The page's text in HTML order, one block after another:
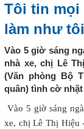
Tôi tin mọi
làm như tôi
Vào 5 giờ sáng
nhà xe, chị Lê
(Văn phòng Bộ
quân) tình cờ
Vào 5 giờ sáng
xe, chị Lê Thị Hiệu